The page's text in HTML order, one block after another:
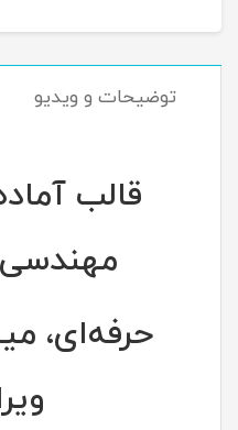
توضیحات و ویدیو
قالب
حرفه‌ای،